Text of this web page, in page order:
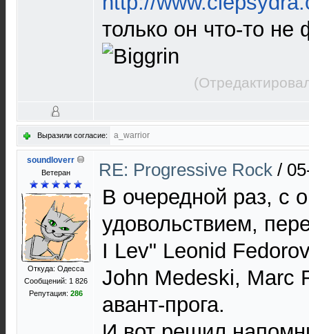
только он что-то не
Выразили согласие: a_warrior
soundloverr
Ветеран
Откуда: Одесса
Сообщений: 1 826
Репутация: 286
RE: Progressive Rock /
В очередной раз, с
удовольствием,
I Lev" Leonid
John Medeski, Marc
авант-прога.